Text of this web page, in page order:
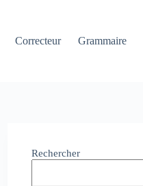
Correcteur Grammaire
Rechercher